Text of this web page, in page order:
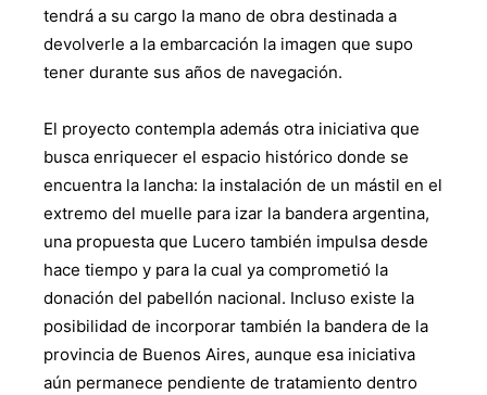
tendrá a su cargo la mano de obra destinada a
devolverle a la embarcación la imagen que supo
tener durante sus años de navegación.
El proyecto contempla además otra iniciativa que
busca enriquecer el espacio histórico donde se
encuentra la lancha: la instalación de un mástil en el
extremo del muelle para izar la bandera argentina,
una propuesta que Lucero también impulsa desde
hace tiempo y para la cual ya comprometió la
donación del pabellón nacional. Incluso existe la
posibilidad de incorporar también la bandera de la
provincia de Buenos Aires, aunque esa iniciativa
aún permanece pendiente de tratamiento dentro